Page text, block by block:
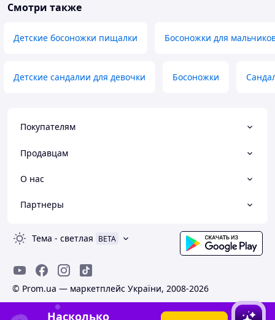
Смотри также
Детские босоножки пищалки Босоножки для
Детские сандалии для девочки Босоножки
Покупателям
Продавцам
О нас
Партнеры
Тема - светлая BETA
© Prom.ua — маркетплейс України, 2008-2026
Насколько